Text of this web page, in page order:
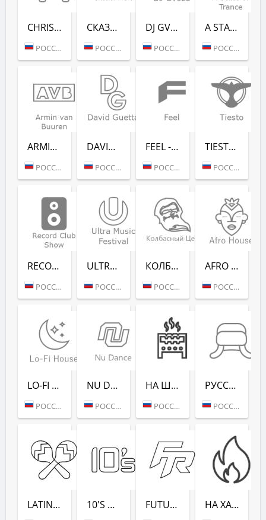
CHRISTMAS CHILL (РАДИО РЕКОРД)
РОССИЯ (МОСКВА)
СКАЗ­КИ MC V (РАДИО РЕКОРД)
РОССИЯ (МОСКВА)
DJ GVOZD - RADIO RECORD
РОССИЯ (МОСКВА)
A STATE OF TRANCE - RADIO RECORD
РОССИЯ (МОСКВА)
ARMIN VAN BUUREN - RADIO RECORD
РОССИЯ (МОСКВА)
DAVID GUETTA - RADIO RECORD
РОССИЯ (МОСКВА)
FEEL - RADIO RECORD
РОССИЯ (МОСКВА)
TIESTO - RADIO RECORD
РОССИЯ (МОСКВА)
RECORD CLUB SHOW - RADIO RECORD
РОССИЯ (МОСКВА)
ULTRA MUSIC FESTIVAL - РАДИО РЕКОРД
РОССИЯ (МОСКВА)
КОЛБАСНЫЙ ЦЕХ (РАДИО РЕКОРД)
РОССИЯ (МОСКВА)
AFRO HOUSE (РАДИО РЕКОРД)
РОССИЯ (МОСКВА)
LO-FI HOUSE (РАДИО РЕКОРД)
РОССИЯ (МОСКВА)
NU DANCE (РАДИО РЕКОРД)
РОССИЯ (МОСКВА)
НА ШАШЛЫКИ (РАДИО РЕКОРД)
РОССИЯ (САНКТ-ПЕТЕРБУРГ)
РУССКАЯ ЗИМА (РАДИО РЕКОРД)
РОССИЯ (МОСКВА)
LATINA DANCE (РАДИО РЕКОРД) 10'S DANCE (РАДИО РЕКОРД) FUTURE RAVE (РАДИО РЕКОРД) НА ХАЙПЕ (РАДИО РЕКОРД)